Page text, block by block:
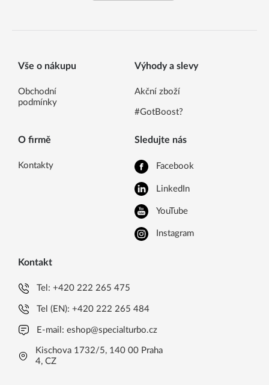
Vše o nákupu
Obchodní
podmínky
Výhody a slevy
Akční zboží
#GotBoost?
O firmě
Kontakty
Sledujte nás
Facebook
LinkedIn
YouTube
Instagram
Kontakt
Tel:+420 222 265 475
Tel (EN):+420 222 265 484
E-mail:eshop@specialturbo.cz
Kischova 1732/5, 140 00 Praha
4, CZ